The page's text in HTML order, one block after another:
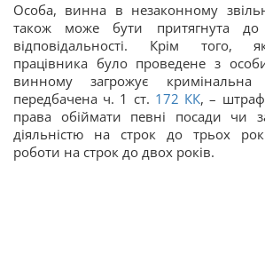
Особа, винна в незаконному
також може бути притягнута до
відповідальності. Крім того,
працівника було проведене з
винному загрожує кримінальна
передбачена ч. 1 ст. 172 КК, –
права обіймати певні посади чи
діяльністю на строк до трьох
роботи на строк до двох років.